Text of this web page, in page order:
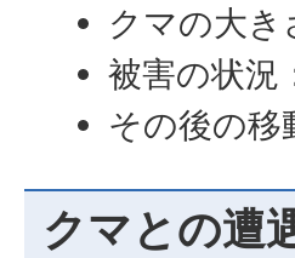
クマの大き
被害の状況
その後の移
クマとの遭